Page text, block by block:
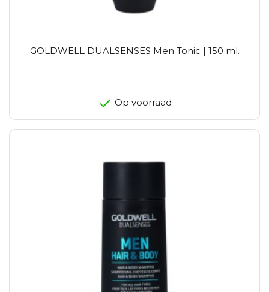
GOLDWELL DUALSENSES Men Tonic | 150 ml.
Op voorraad